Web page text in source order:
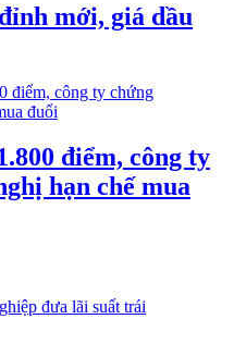
mới, giá dầu
điểm, công ty
hạn chế mua